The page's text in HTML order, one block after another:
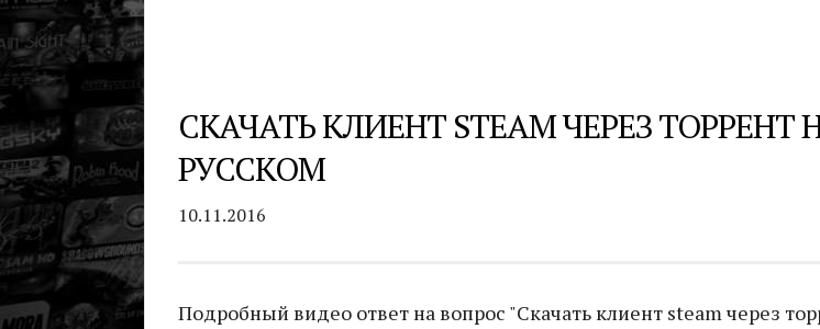
СКАЧАТЬ КЛИЕНТ STEAM ЧЕРЕЗ ТОРРЕНТ
РУССКОМ
10.11.2016
Подробный видео ответ на вопрос "Скачать клиент steam через